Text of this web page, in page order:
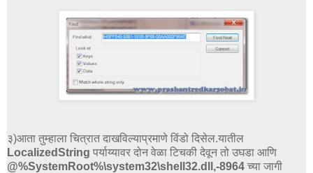
३)आता तुम्हाला चित्रात दाखविल्याप्रमाणे विंडो दिसेल.यातील
LocalizedString पर्याय्यावर दोन वेळा टिचकी देवून तो उघडा आणि
@%SystemRoot%\system32\shell32.dll,-8964 च्या जागी